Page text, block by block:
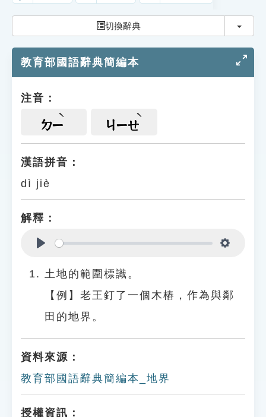
索引選單
單字索引
遊戲專區
貓頭鷹博士
切換辭典 切換
教育部國語辭典簡編本
注音：
ㄉㄧ ㄐㄧㄝ
漢語拼音：
dì jiè
解釋：
土地的範圍標識。
【例】老王釘了一個木樁，作為與鄰
田的地界。
資料來源：
教育部國語辭典簡編本_地界
授權資訊：